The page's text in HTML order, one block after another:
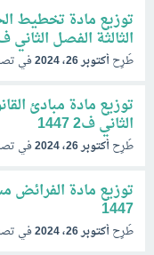
توزيع مادة تخطيط
الثالثة الفصل الثاني ف2
طُرِحأكتوبر 26، 2024 في
توزيع مادة مبادئ
الثاني ف2 1447
طُرِحأكتوبر 26، 2024 في
1447
طُرِحأكتوبر 26، 2024 في